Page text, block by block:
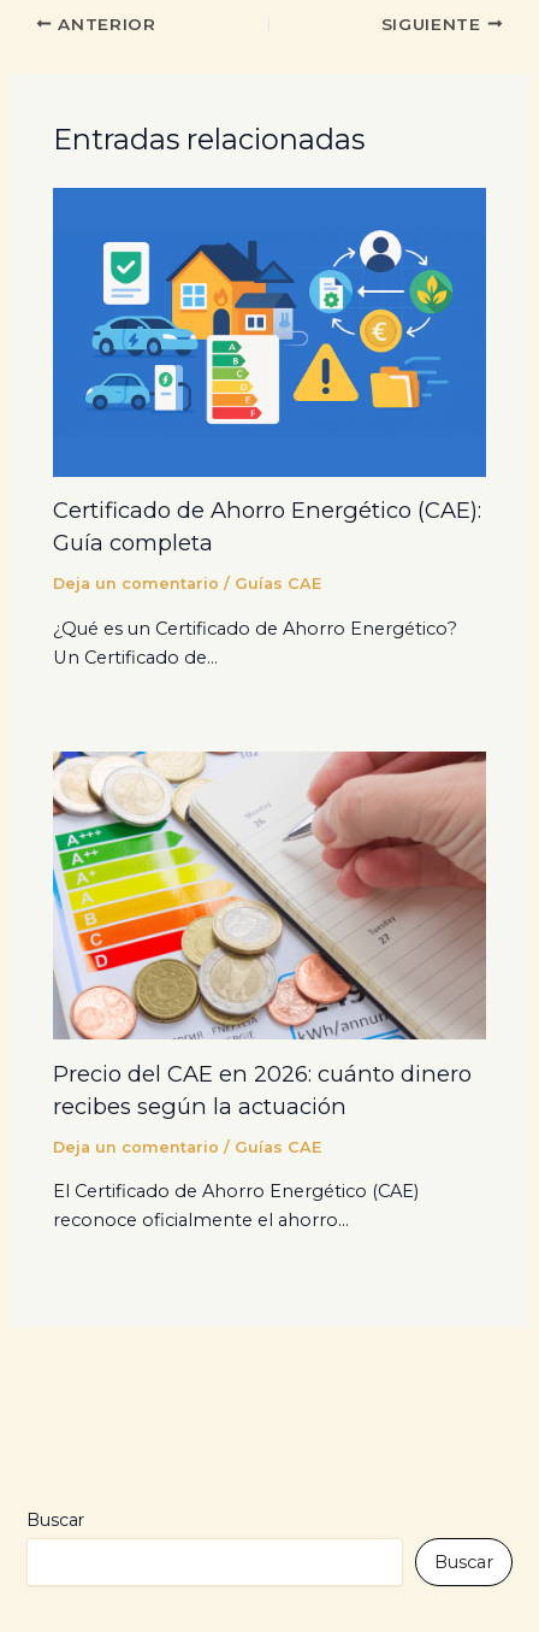
ANTERIOR SIGUIENTE
Entradas relacionadas
Certificado de Ahorro Energético (CAE):
Guía completa
Deja un comentario / Guías CAE
¿Qué es un Certificado de Ahorro Energético?
Un Certificado de…
Precio del CAE en 2026: cuánto dinero
recibes según la actuación
Deja un comentario / Guías CAE
El Certificado de Ahorro Energético (CAE)
reconoce oficialmente el ahorro…
Buscar
Buscar